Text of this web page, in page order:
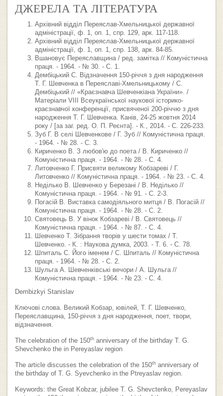
ДЖЕРЕЛА ТА ЛІТЕРАТУРА
Архівний відділ Переяслав-Хмельницької державної
адміністрації, ф. 1, оп. 1, спр. 129, арк. 117-118.
Архівний відділ Переяслав-Хмельницької державної
адміністрації, ф. 1, оп. 1, спр. 138, арк. 84-85.
Вшановує Переяславщина / ред. замітка // Комуністична
праця. - 1964. - № 30. - С. 1.
Дембіцький С. Відзначення 150-річчя з дня народження
Т. Г. Шевченка в Переяславі-Хмельницькому / С.
Дембіцький // «Краєзнавча Шевченкіана України». /
Матеріали VIII Всеукраїнської наукової історико-
краєзнавчої конференції, присвяченої 200-річчю з дня
народження Т. Г. Шевченка. Канів, 24-25 жовтня 2014
року / [за заг. ред. О. П. Реєнта]. - К., 2014. - С. 226-233.
Зуб Г. В селі Шевченкове / Г. Зуб // Комуністична праця.
- 1964. - № 28. - С. 3.
Кириченко В. З любов'ю до поета / В. Кириченко //
Комуністична праця. - 1964. - № 28. - С. 4.
Литовченко Г. Присвяти великому Кобзареві / Г.
Литовченко // Комуністична праця. - 1964. - № 23. - С. 4.
Неділько В. Шевченко у Березані / В. Неділько //
Комуністична праця. - 1964. - № 91. - С. 2-3.
Погасій В. Виставка самодіяльного митця / В. Погасій //
Комуністична праця. - 1964. - № 28. - С. 2.
Святовець В. У вінок Кобзареві / В. Святовець //
Комуністична праця. - 1964. - № 87. - С. 4.
Шевченко Т. Зібрання творів у шести томах / Т.
Шевченко. - К. : Наукова думка, 2003. - Т. 6. - С. 78.
Шпиталь С. Його іменем / С. Шпиталь // Комуністична
праця. - 1964. - № 28. - С. 2.
Шульга А. Шевченківські вечори / А. Шульга //
Комуністична праця. - 1964. - № 23. - С. 4.
Dembizkyi Stanislav
Ключові слова. Великий Кобзар, ювілей, Т. Г. Шевченко,
Переяславщина, 150-річчя з дня народження, поет, твори,
відзначення.
The celebration of the 150th anniversary of the birthday T. G.
Shevchenko the in Pereyaslav region
The article discusses the celebration of the 150th anniversary of
the birthday of T. G. Syevchenko in the Ptreyaslav region.
Keywords: the Great Kobzar, jubilee T. G. Shevctenko, Pereyaslav